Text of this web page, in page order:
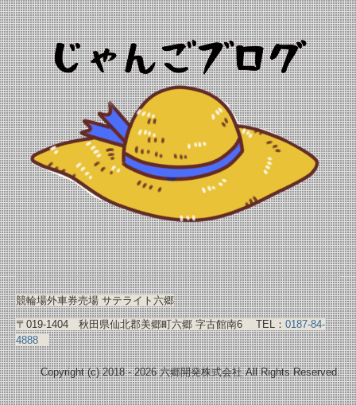
競輪場外車券売場 サテライト六郷
〒019-1404 秋田県仙北郡美郷町六郷 字古館南6 TEL： 0187-84-
4888
Copyright (c) 2018 - 2026 六郷開発株式会社 All Rights Reserved.